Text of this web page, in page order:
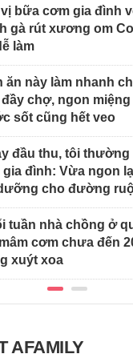
bữa cơm gia đình
gà rút xương om
làm
ăn này làm nhanh
đầy chợ, ngon
sốt cũng hết veo
đầu thu, tôi
gia đình: Vừa ngon
cho đường
tuần nhà chồng ở
cơm chưa đến
xuýt xoa
AFAMILY